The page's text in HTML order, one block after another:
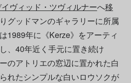
ヴィッド・ツヴィルナーへ移
グッドマンのギャラリーに所属
1989年に《Kerze》をアーティ
、40年近く手元に置き続け
のアトリエの窓辺に置かれた白
れたシンプルな白いロウソクが